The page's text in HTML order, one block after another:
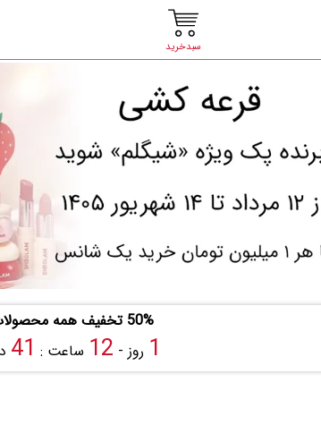
سبدخرید
50% تخفیف همه محصولات ویژه تابستان
1 روز - 12 ساعت : 41